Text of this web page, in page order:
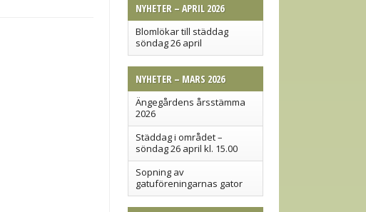
NYHETER – APRIL 2026
Blomlökar till städdag
söndag 26 april
NYHETER – MARS 2026
Ängegårdens årsstämma
2026
Städdag i området –
söndag 26 april kl. 15.00
Sopning av
gatuföreningarnas gator